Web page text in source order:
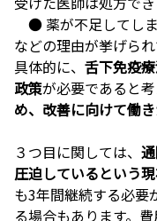
● 薬が不足してし
などの理由が挙げられ
具体的に、 舌下免疫
政策が必要であると考
め、改善に向けて働き
３つ目に関しては、
圧迫しているという
も3年間継続する必要
る場合もあります。